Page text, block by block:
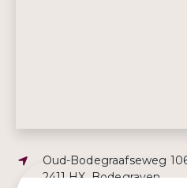
Adres:
Oud-Bodegraafseweg
2411 HX, Bodegraven